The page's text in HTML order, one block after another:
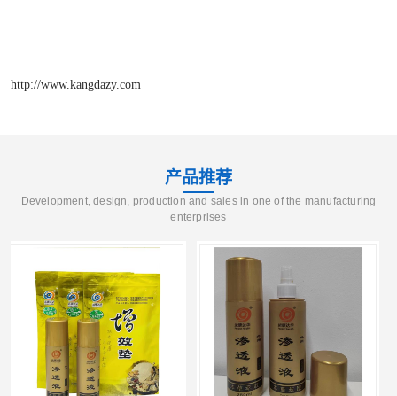
http://www.kangdazy.com
产品推荐
Development, design, production and sales in one of the manufacturing
enterprises